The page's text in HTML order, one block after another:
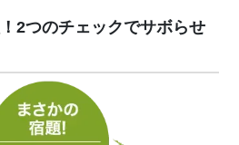
2つのチェックでサボらせ